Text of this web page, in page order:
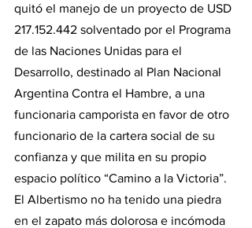
quitó el manejo de un proyecto de USD
217.152.442 solventado por el Programa
de las Naciones Unidas para el
Desarrollo, destinado al Plan Nacional
Argentina Contra el Hambre, a una
funcionaria camporista en favor de otro
funcionario de la cartera social de su
confianza y que milita en su propio
espacio político “Camino a la Victoria”.
El Albertismo no ha tenido una piedra
en el zapato más dolorosa e incómoda